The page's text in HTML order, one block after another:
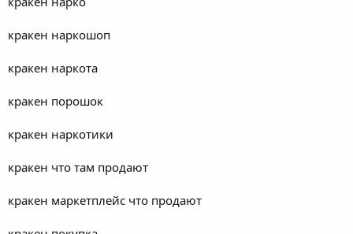
кракен наркошоп
кракен наркота
кракен порошок
кракен наркотики
кракен что там продают
кракен маркетплейс что продают